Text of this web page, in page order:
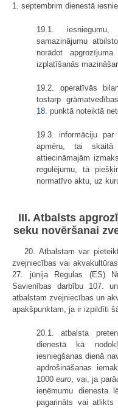
1. septembrim dienestā
19.1.
samazinājumu
norādot
izplatīšanās
19.2. operatīvās
tostarp
18. punktā noteiktā
19.3. informāciju
apmēru, tai
attiecināmajām
regulējumu, tā
normatīvo aktu, uz
III. Atbalsts
seku novēršanai
20. Atbalstam var
zvejniecības vai
27. jūnija Regulas (ES)
Savienības darbību 107.
atbalstam zvejniecības un
apakšpunktam, ja ir izpildīti
20.1. atbalsta
dienestā kā
iesniegšanas dienā
apdrošināšanas
1000euro , vai, ja
ieņēmumu dienesta
pagarināts vai